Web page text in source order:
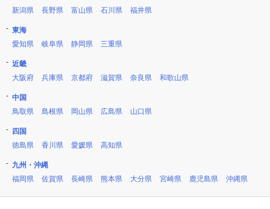
新潟県
長野県 富山県 石川県 福井県
東海
愛知県
岐阜県 静岡県 三重県
近畿
大阪府
兵庫県 京都府 滋賀県 奈良県 和歌山県
中国
鳥取県
島根県 岡山県 広島県 山口県
四国
徳島県
香川県 愛媛県 高知県
九州・沖縄
福岡県
佐賀県 長崎県 熊本県 大分県 宮崎県 鹿児島県 沖縄県